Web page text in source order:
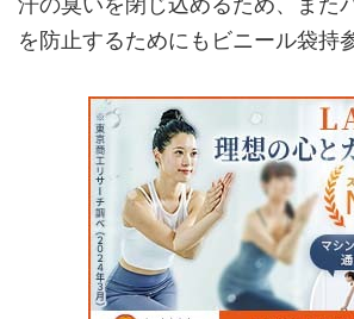
を防止するためにもビニール袋持